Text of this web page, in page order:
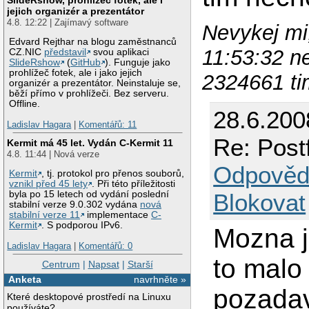
jejich organizér a prezentátor
4.8. 12:22 | Zajímavý software
Edvard Rejthar na blogu zaměstnanců
CZ.NIC představil
svou aplikaci
SlideRshow
(GitHub ). Funguje jako
prohlížeč fotek, ale i jako jejich
organizér a prezentátor. Neinstaluje se,
běží přímo v prohlížeči. Bez serveru.
Offline.
Ladislav Hagara| Komentářů: 11
Kermit má 45 let. Vydán C-Kermit 11
4.8. 11:44 | Nová verze
Kermit , tj. protokol pro přenos souborů,
vznikl před 45 lety . Při této příležitosti
byla po 15 letech od vydání poslední
stabilní verze 9.0.302 vydána nová
stabilní verze 11
implementaceC-
Kermit . S podporou IPv6.
Ladislav Hagara| Komentářů: 0
Centrum | Napsat| Starší
navrhněte »
Anketa
Které desktopové prostředí na Linuxu
Nevykej
11:53:32
2324661
Re:
Blokovat
Mozna
to